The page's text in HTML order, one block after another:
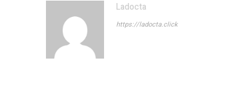
Ladocta
https://ladocta.click